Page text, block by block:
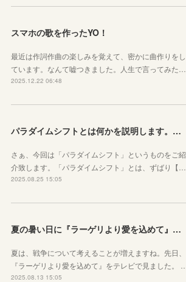
スマホの歌を作ったYO！
最近は作詞作曲の楽しみを覚えて、密かに曲作りをし
ています。なんて嘘つきました。人生で言ってみた…
2025.12.22 06:48
パラダイムシフトとは何かを説明します。あなたも使ってみましょう
さぁ、今回は「パラダイムシフト」というものをご紹
介致します。「パラダイムシフト」とは、ずばり【…
2025.08.25 15:05
夏の暑い日に『ラーゲリより愛を込めて』を見ました
夏は、戦争について考えることが増えますね。先日、
『ラーゲリより愛を込めて』をテレビで見ました。 …
2025.08.13 15:05